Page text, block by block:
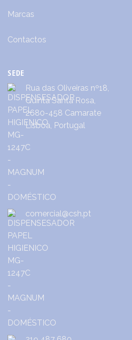
Marcas
Contactos
SEDE
Rua das Oliveiras nº18,
Quinta Santa Rosa,
2680-458 Camarate
Lisboa, Portugal
comercial@csh.pt